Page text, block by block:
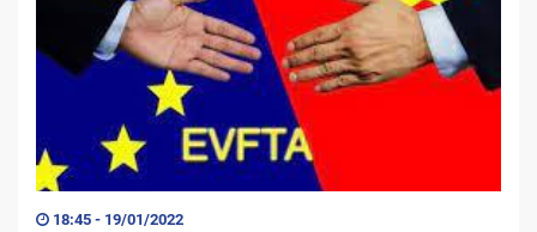
18:45 - 19/01/2022